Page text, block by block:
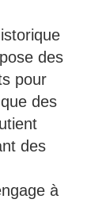
des
pour
des
des
à